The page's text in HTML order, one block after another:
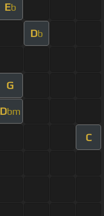
Eb
Db
G
Dbm
C